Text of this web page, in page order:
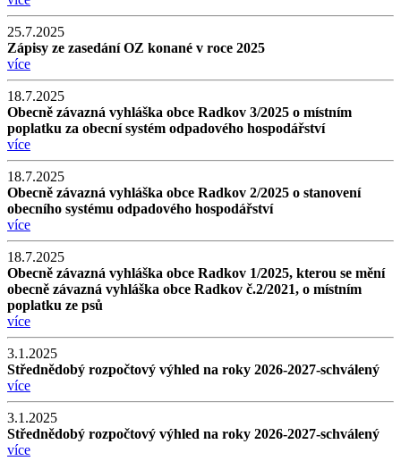
25.7.2025
Zápisy ze zasedání OZ konané v roce 2025
více
18.7.2025
Obecně závazná vyhláška obce Radkov 3/2025 o místním
poplatku za obecní systém odpadového hospodářství
více
18.7.2025
Obecně závazná vyhláška obce Radkov 2/2025 o stanovení
obecního systému odpadového hospodářství
více
18.7.2025
Obecně závazná vyhláška obce Radkov 1/2025, kterou se mění
obecně závazná vyhláška obce Radkov č.2/2021, o místním
poplatku ze psů
více
3.1.2025
Střednědobý rozpočtový výhled na roky 2026-2027-schválený
více
3.1.2025
Střednědobý rozpočtový výhled na roky 2026-2027-schválený
více